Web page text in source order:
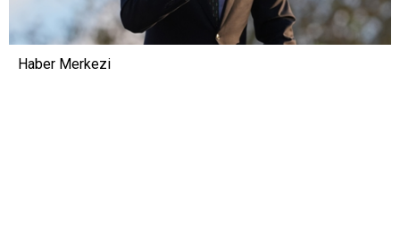
Haber Merkezi